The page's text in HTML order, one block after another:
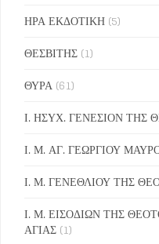
ΗΡΑ ΕΚΔΟΤΙΚΗ (5)
ΘΕΣΒΙΤΗΣ (1)
ΘΥΡΑ (61)
Ι. ΗΣΥΧ. ΓΕΝΕΣΙΟΝ
Ι. Μ. ΑΓ. ΓΕΩΡΓΙΟΥ
Ι. Μ. ΓΕΝΕΘΛΙΟΥ ΤΗΣ
Ι. Μ. ΕΙΣΟΔΙΩΝ ΤΗΣ
ΑΓΙΑΣ (1)